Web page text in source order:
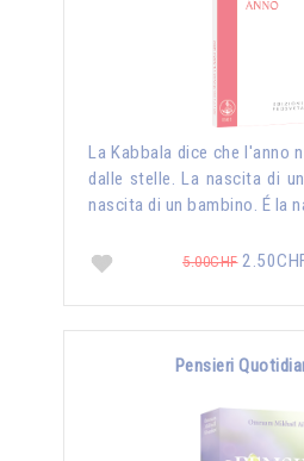
La Kabbala dice che l'anno
dalle stelle. La nascita di
nascita di un bambino. É la
5.00CHF
Pensieri